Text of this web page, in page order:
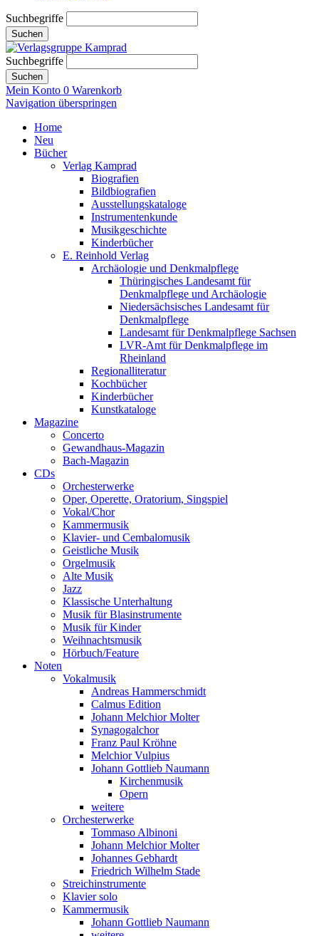
Suchbegriffe
Suchen
Suchbegriffe
Suchen
Mein Konto 0 Warenkorb
Navigation überspringen
Home
Neu
Bücher
Verlag Kamprad
Biografien
Bildbiografien
Ausstellungskataloge
Instrumentenkunde
Musikgeschichte
Kinderbücher
E. Reinhold Verlag
Archäologie und Denkmalpflege
Thüringisches Landesamt für
Denkmalpflege und Archäologie
Niedersächsisches Landesamt für
Denkmalpflege
Landesamt für Denkmalpflege Sachsen
LVR-Amt für Denkmalpflege im
Rheinland
Regionalliteratur
Kochbücher
Kinderbücher
Kunstkataloge
Magazine
Concerto
Gewandhaus-Magazin
Bach-Magazin
CDs
Orchesterwerke
Oper, Operette, Oratorium, Singspiel
Vokal/Chor
Kammermusik
Klavier- und Cembalomusik
Geistliche Musik
Orgelmusik
Alte Musik
Jazz
Klassische Unterhaltung
Musik für Blasinstrumente
Musik für Kinder
Weihnachtsmusik
Hörbuch/Feature
Noten
Vokalmusik
Andreas Hammerschmidt
Calmus Edition
Johann Melchior Molter
Synagogalchor
Franz Paul Kröhne
Melchior Vulpius
Johann Gottlieb Naumann
Kirchenmusik
Opern
weitere
Orchesterwerke
Tommaso Albinoni
Johann Melchior Molter
Johannes Gebhardt
Friedrich Wilhelm Stade
Streichinstrumente
Klavier solo
Kammermusik
Johann Gottlieb Naumann